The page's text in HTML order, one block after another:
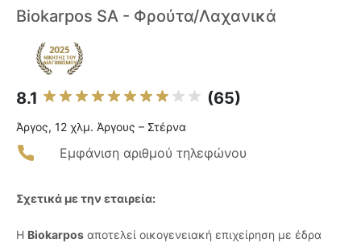
Biokarpos SA - Φρούτα/Λαχανικά
8.1 (65)
Άργος, 12 χλμ. Άργους – Στέρνα
Εμφάνιση αριθμού τηλεφώνου
Σχετικά με την εταιρεία:
Η Biokarpos αποτελεί οικογενειακή επιχείρηση με έδρα